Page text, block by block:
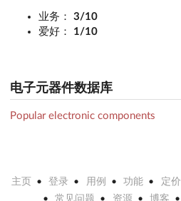
业务：
3/10
爱好：
1/10
电子元器件数据库
Popular electronic components
主页 登录 用例 功能 定价